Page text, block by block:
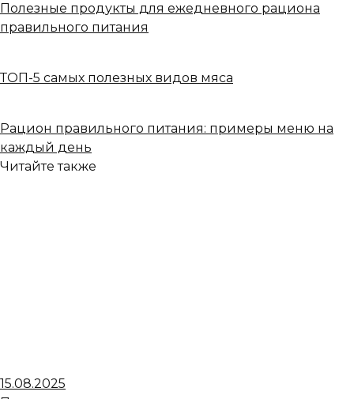
Полезные продукты для ежедневного рациона
правильного питания
ТОП-5 самых полезных видов мяса
Рацион правильного питания: примеры меню на
каждый день
Читайте также
15.08.2025